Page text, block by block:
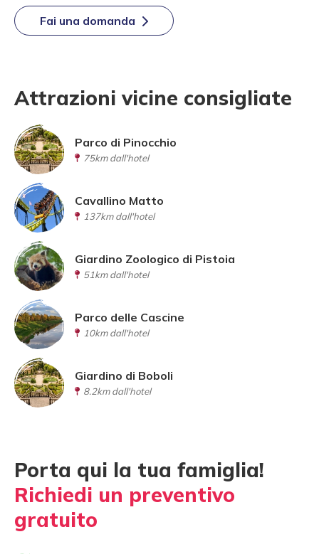
Fai una domanda
Attrazioni vicine consigliate
Parco di Pinocchio
75km dall'hotel
Cavallino Matto
137km dall'hotel
Giardino Zoologico di Pistoia
51km dall'hotel
Parco delle Cascine
10km dall'hotel
Giardino di Boboli
8.2km dall'hotel
Porta qui la tua famiglia!
Richiedi un preventivo
gratuito